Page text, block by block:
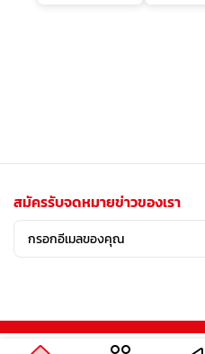
สมัครรับจดหมายข่าวของเรา